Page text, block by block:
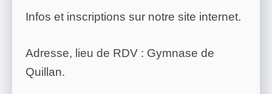
Infos et inscriptions sur notre site internet.
Adresse, lieu de RDV : Gymnase de
Quillan.